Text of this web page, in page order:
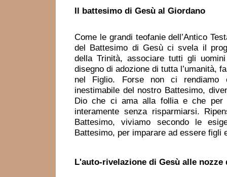
Il battesimo di Gesù al Giordano
Come le grandi teofanie dell’Antico
del Battesimo di Gesù ci svela il
della Trinità, associare tutti gli
disegno di adozione di tutta l’umanità,
nel Figlio. Forse non ci rendiamo
inestimabile del nostro Battesimo,
Dio che ci ama alla follia e che per
interamente senza risparmiarsi.
Battesimo, viviamo secondo le
Battesimo, per imparare ad essere figli
L'auto-rivelazione di Gesù alle nozze